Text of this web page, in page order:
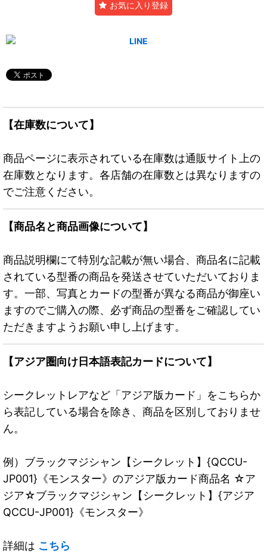
お気に入り登録
【在庫数について】
商品ページに表示されている在庫数は通販サイト上の
在庫数となります。各店舗の在庫数とは異なりますの
でご注意ください。
【商品名と商品画像について】
商品説明欄にて特別な記載が無い場合、商品名に記載
されている型番の商品を発送させていただいておりま
す。一部、写真とカードの型番が異なる商品が御座い
ますのでご購入の際、必ず商品の型番をご確認してい
ただきますようお願い申し上げます。
【アジア圏向け日本語表記カードについて】
シークレットレアなど「アジア版カード」をこちらか
ら表記している場合を除き、商品を区別しておりませ
ん。
例）ブラックマジシャン【シークレット】{QCCU-
JP001}《モンスター》のアジア版カード商品名 ☆ア
ジア☆ブラックマジシャン【シークレット】{アジア
QCCU-JP001}《モンスター》
詳細は こちら